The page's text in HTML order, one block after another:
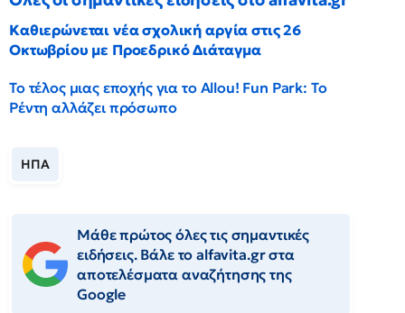
Καθιερώνεται νέα σχολική αργία στις 26
Οκτωβρίου με Προεδρικό Διάταγμα
Το τέλος μιας εποχής για το Allou! Fun Park: Το
Ρέντη αλλάζει πρόσωπο
ΗΠΑ
Μάθε πρώτος όλες τις σημαντικές
ειδήσεις. Βάλε το alfavita.gr στα
αποτελέσματα αναζήτησης της
Google